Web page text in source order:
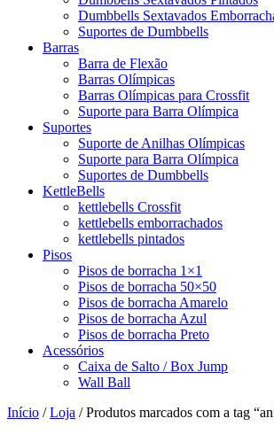
Dumbbells Sextavados
Suportes de Dumbbells
Barras
Barra de Flexão
Barras Olímpicas
Barras Olímpicas para Crossfit
Suporte para Barra Olímpica
Suportes
Suporte de Anilhas Olímpicas
Suporte para Barra Olímpica
Suportes de Dumbbells
KettleBells
kettlebells Crossfit
kettlebells emborrachados
kettlebells pintados
Pisos
Pisos de borracha 1×1
Pisos de borracha 50×50
Pisos de borracha Amarelo
Pisos de borracha Azul
Pisos de borracha Preto
Acessórios
Caixa de Salto / Box Jump
Wall Ball
Início /Loja / Produtos marcados com a tag